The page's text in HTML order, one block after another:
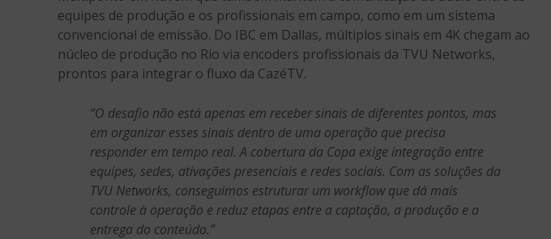
equipes de produção e os profissionais em campo, como em um sistema
convencional de emissão. Do IBC em Dallas, múltiplos sinais em 4K chegam ao
núcleo de produção no Rio via encoders profissionais da TVU Networks,
prontos para integrar o fluxo da CazéTV.
“O desafio não está apenas em receber sinais de diferentes pontos, mas
em organizar esses sinais dentro de uma operação que precisa
responder em tempo real. A cobertura da Copa exige integração entre
equipes, sedes, ativações presenciais e redes sociais. Com as soluções da
TVU Networks, conseguimos estruturar um workflow que dá mais
controle à operação e reduz etapas entre a captação, a produção e a
entrega do conteúdo.”